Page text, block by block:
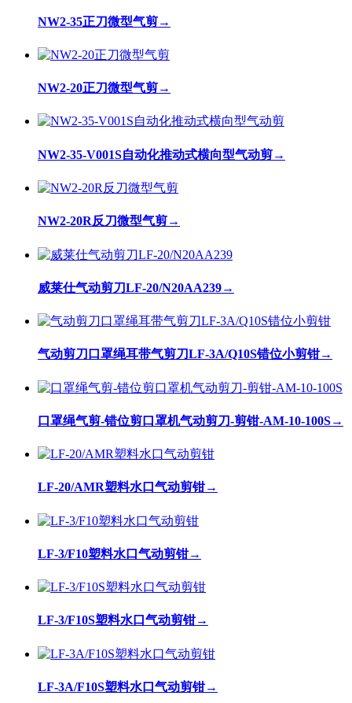
NW2-35正刀微型气剪→
NW2-20正刀微型气剪→
NW2-35-V001S自动化推动式横向型气动剪→
NW2-20R反刀微型气剪→
威莱仕气动剪刀LF-20/N20AA239→
气动剪刀口罩绳耳带气剪刀LF-3A/Q10S错位小剪钳→
口罩绳气剪-错位剪口罩机气动剪刀-剪钳-AM-10-100S→
LF-20/AMR塑料水口气动剪钳→
LF-3/F10塑料水口气动剪钳→
LF-3/F10S塑料水口气动剪钳→
LF-3A/F10S塑料水口气动剪钳→